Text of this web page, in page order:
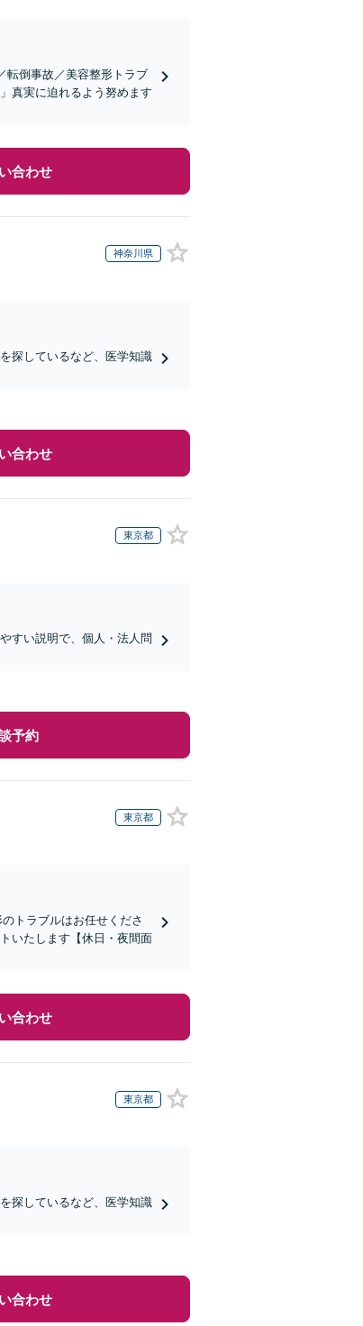
転倒事故／美容整形トラブ
真実に迫れるよう努めます
合わせ
神奈川県
探しているなど、医学知識
合わせ
東京都
すい説明で、個人・法人問
予約
東京都
トラブルはお任せくださ
いたします【休日・夜間面
合わせ
東京都
探しているなど、医学知識
合わせ